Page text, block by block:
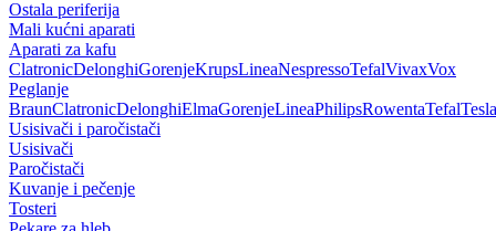
Ostala periferija
Mali kućni aparati
Aparati za kafu
ClatronicDelonghiGorenjeKrupsLineaNespressoTefalVivaxVox
Peglanje
BraunClatronicDelonghiElmaGorenjeLineaPhilipsRowentaTefalTesla
Usisivači i paročistači
Usisivači
Paročistači
Kuvanje i pečenje
Tosteri